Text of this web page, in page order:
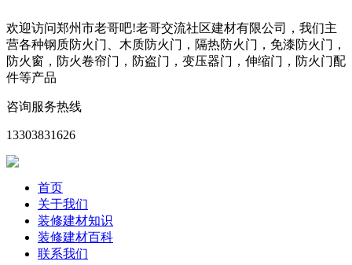
欢迎访问郑州市老哥吧!老哥交流社区建材有限公司，我们主
营各种钢质防火门、木质防火门，隔热防火门，免漆防火门，
防火窗，防火卷帘门，防盗门，变压器门，伸缩门，防火门配
件等产品
咨询服务热线
13303831626
首页
关于我们
装修建材知识
装修建材百科
联系我们